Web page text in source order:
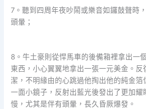
7。聽到四周年夜吵鬧或樂音如鑼鼓聲時
頭暈；
8。牛土豪則從悍馬車的後備箱裡拿出一
東西，小心翼翼地拿出一張一元美金。反
潔，不明緣由的心跳過他掏出他的純金箔
一面小鏡子，反射出藍光後發出了更加耀
慢，尤其是伴有頭暈，長久昏厥爆發。